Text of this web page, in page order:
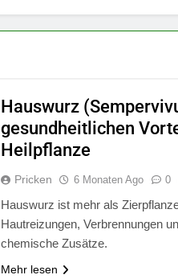
Hauswurz
gesundheitlichen
Heilpflanze
Pricken 6 Monaten Ago 0
Hauswurz ist mehr als
Hautreizungen, Verbrennungen
chemische Zusätze.
Mehr lesen